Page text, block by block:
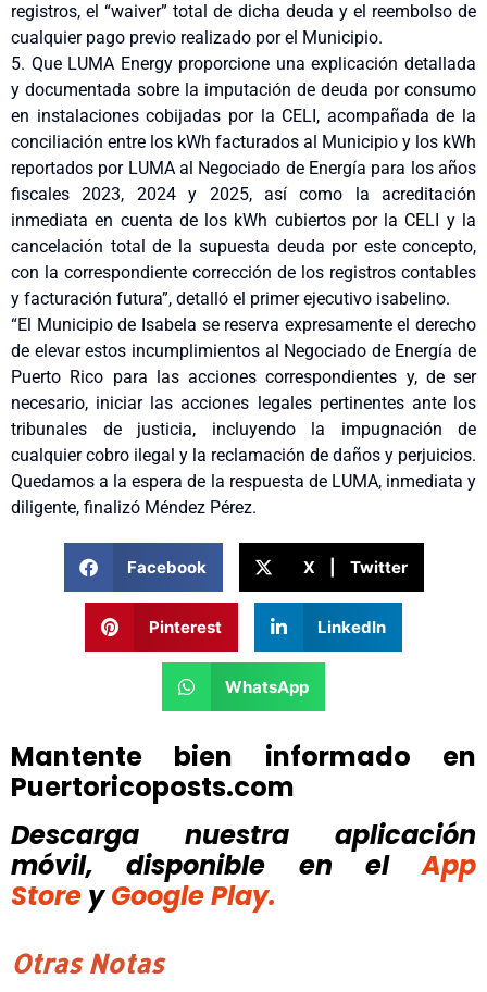
registros, el “waiver” total de dicha deuda y el reembolso de
cualquier pago previo realizado por el Municipio.
5. Que LUMA Energy proporcione una explicación detallada
y documentada sobre la imputación de deuda por consumo
en instalaciones cobijadas por la CELI, acompañada de la
conciliación entre los kWh facturados al Municipio y los kWh
reportados por LUMA al Negociado de Energía para los años
fiscales 2023, 2024 y 2025, así como la acreditación
inmediata en cuenta de los kWh cubiertos por la CELI y la
cancelación total de la supuesta deuda por este concepto,
con la correspondiente corrección de los registros contables
y facturación futura”, detalló el primer ejecutivo isabelino.
“El Municipio de Isabela se reserva expresamente el derecho
de elevar estos incumplimientos al Negociado de Energía de
Puerto Rico para las acciones correspondientes y, de ser
necesario, iniciar las acciones legales pertinentes ante los
tribunales de justicia, incluyendo la impugnación de
cualquier cobro ilegal y la reclamación de daños y perjuicios.
Quedamos a la espera de la respuesta de LUMA, inmediata y
diligente, finalizó Méndez Pérez.
Facebook X | Twitter
Pinterest LinkedIn
WhatsApp
Mantente bien informado en
Puertoricoposts.com
Descarga nuestra aplicación
móvil, disponible
en el
App
Store y Google Play.
Otras Notas